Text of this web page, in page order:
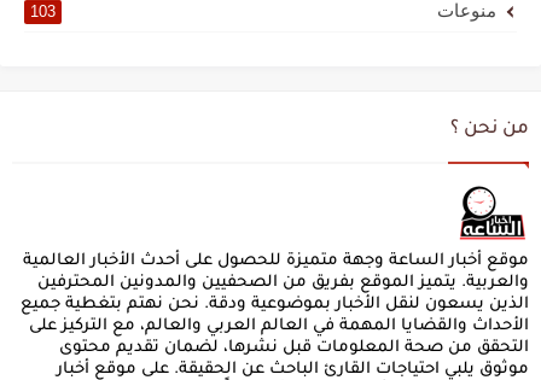
منوعات 103
من نحن ؟
موقع أخبار الساعة وجهة متميزة للحصول على أحدث الأخبار العالمية
والعربية. يتميز الموقع بفريق من الصحفيين والمدونين المحترفين
الذين يسعون لنقل الأخبار بموضوعية ودقة. نحن نهتم بتغطية جميع
الأحداث والقضايا المهمة في العالم العربي والعالم، مع التركيز على
التحقق من صحة المعلومات قبل نشرها، لضمان تقديم محتوى
موثوق يلبي احتياجات القارئ الباحث عن الحقيقة. على موقع أخبار